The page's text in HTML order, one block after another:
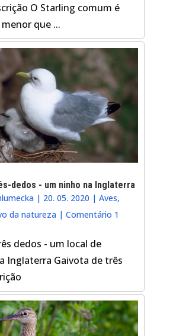
O Starling comum é
que ...
dedos - um ninho na Inglaterra
| 20. 05. 2020 |Aves,
da natureza |Comentário 1
dedos - um local de
Inglaterra Gaivota de três